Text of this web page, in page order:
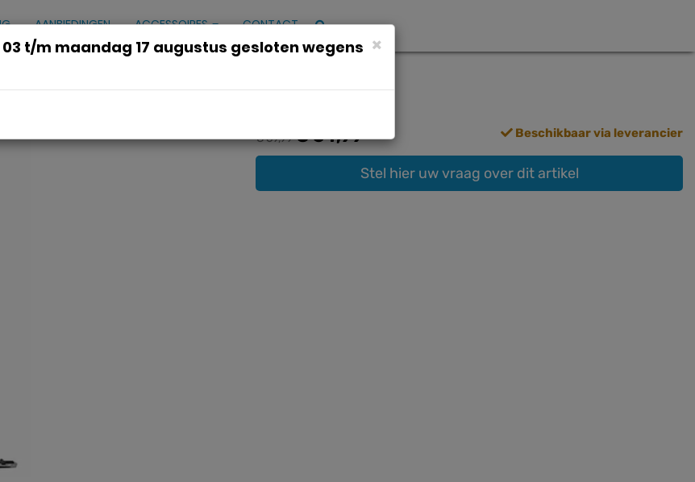
AANBIEDINGEN ACCESSOIRES CONTACT
1941 oranje
€ 69,99€ 64,99 Beschikbaar via leverancier
Stel hier uw vraag over dit artikel
×
t/m maandag 17 augustus gesloten wegens